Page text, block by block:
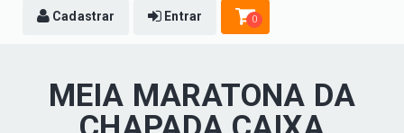
Cadastrar Entrar 0
MEIA MARATONA DA